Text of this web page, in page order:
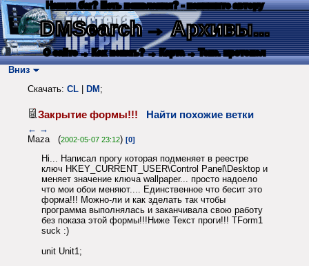
Нашли баг? Есть пожелания? - напишите автору
DMSearch→ Архивы...
О сайте → Как искать? → Карта → Текс. протокол
Вниз
Скачать: CL DM ;
Закрытие формы!!! Найти похожие ветки
← →
Maza (2002-05-07 23:12) [0]
Hi... Написал прогу которая подменяет в реестре
ключ HKEY_CURRENT_USER\Control Panel\Desktop и
меняет значение ключа wallpaper... просто надоело
что мои обои меняют.... Единственное что бесит это
форма!!! Можно-ли и как зделать так чтобы
программа выполнялась и заканчивала свою работу
без показа этой формы!!!Ниже Текст проги!!! TForm1
suck :)
unit Unit1;